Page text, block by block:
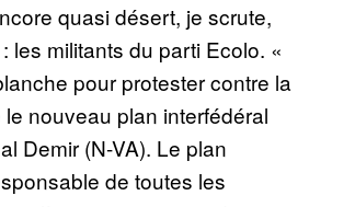
quasi désert, je scrute,
militants du parti Ecolo. «
pour protester contre la
nouveau plan interfédéral
Demir (N-VA). Le plan
de toutes les